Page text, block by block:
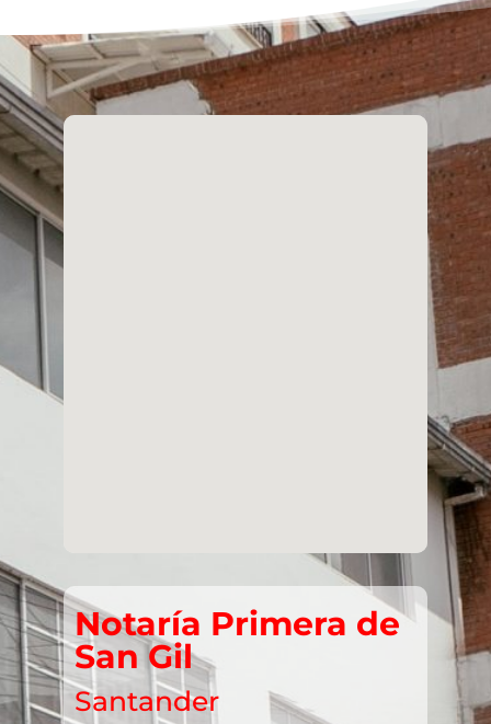
Notaría Primera de
San Gil
Santander